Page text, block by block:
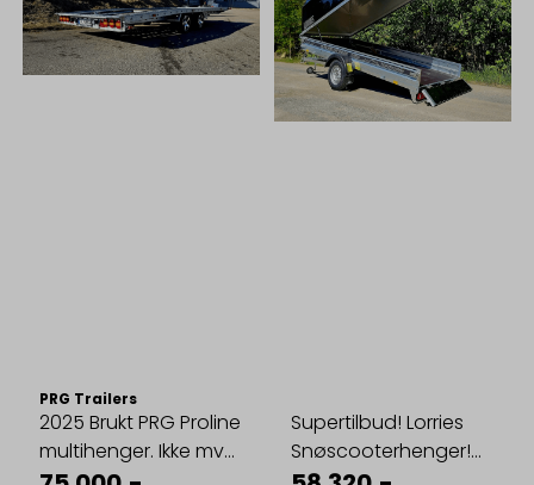
PRG Trailers
2025 Brukt PRG Proline
multihenger. Ikke mva
Supertilbud! Lorries
Snøscooterhenger!